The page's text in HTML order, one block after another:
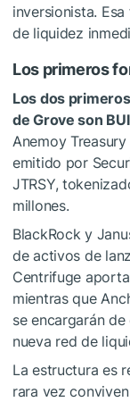
inversionista.
de liquidez
Los primeros
Los dos
de Grove son
Anemoy
emitido por
JTRSY,
millones.
BlackRock y
de activos de
Centrifuge
mientras que
se encargarán
nueva red de
La estructura es
rara vez